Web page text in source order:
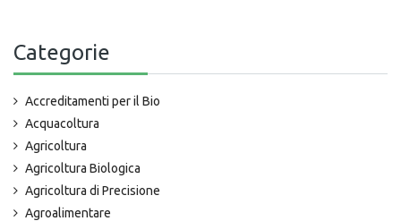
Categorie
Accreditamenti per il Bio
Acquacoltura
Agricoltura
Agricoltura Biologica
Agricoltura di Precisione
Agroalimentare